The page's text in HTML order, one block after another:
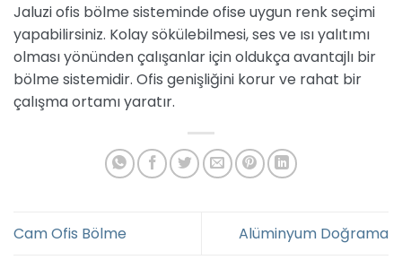
Jaluzi ofis bölme sisteminde ofise uygun renk seçimi
yapabilirsiniz. Kolay sökülebilmesi, ses ve ısı yalıtımı
olması yönünden çalışanlar için oldukça avantajlı bir
bölme sistemidir. Ofis genişliğini korur ve rahat bir
çalışma ortamı yaratır.
Cam Ofis Bölme Alüminyum Doğrama